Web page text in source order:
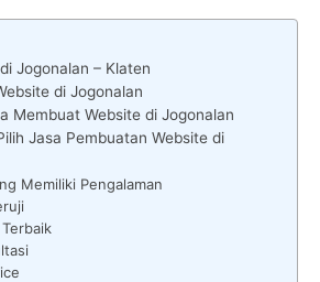
Jogonalan – Klaten
di Jogonalan
Membuat Website di Jogonalan
Jasa Pembuatan Website di
Memiliki Pengalaman